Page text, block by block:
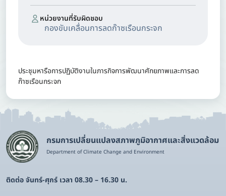
หน่วยงานที่รับผิดชอบ
กองขับเคลื่อนการลดก๊าซเรือนกระจก
ประชุมหารือการปฏิบัติงานในภารกิจการพัฒนาศักยภาพและการลด
ก๊าซเรือนกระจก
กรมการเปลี่ยนแปลงสภาพภูมิอากาศและสิ่งแวดล้อม
Department of Climate Change and Environment
ติดต่อ จันทร์-ศุกร์ เวลา 08.30 – 16.30 น.